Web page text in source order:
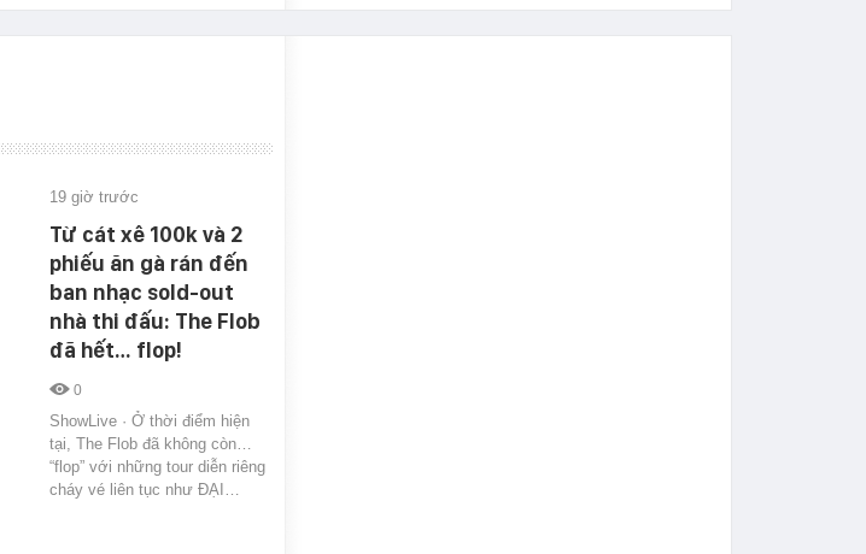
19 giờ trước
Từ cát xê 100k và 2
phiếu ăn gà rán đến
ban nhạc sold-out
nhà thi đấu: The Flob
đã hết… flop!
0
ShowLive · Ở thời điểm hiện
tại, The Flob đã không còn…
“flop” với những tour diễn riêng
cháy vé liên tục như ĐẠI…